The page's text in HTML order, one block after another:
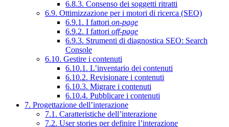
6.8.3. Consenso dei soggetti ritratti
6.9. Ottimizzazione per i motori di ricerca (SEO)
6.9.1. I fattori on-page
6.9.2. I fattori off-page
6.9.3. Strumenti di diagnostica SEO: Search
Console
6.10. Gestire i contenuti
6.10.1. L’inventario dei contenuti
6.10.2. Revisionare i contenuti
6.10.3. Migrare i contenuti
6.10.4. Pubblicare i contenuti
7. Progettazione dell’interazione
7.1. Caratteristiche dell’interazione
7.2. User stories per definire l’interazione